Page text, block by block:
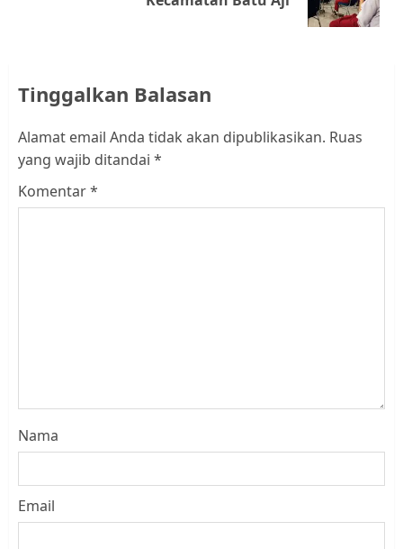
Tinggalkan Balasan
Alamat email Anda tidak akan dipublikasikan. Ruas
yang wajib ditandai *
Komentar*
Nama
Email